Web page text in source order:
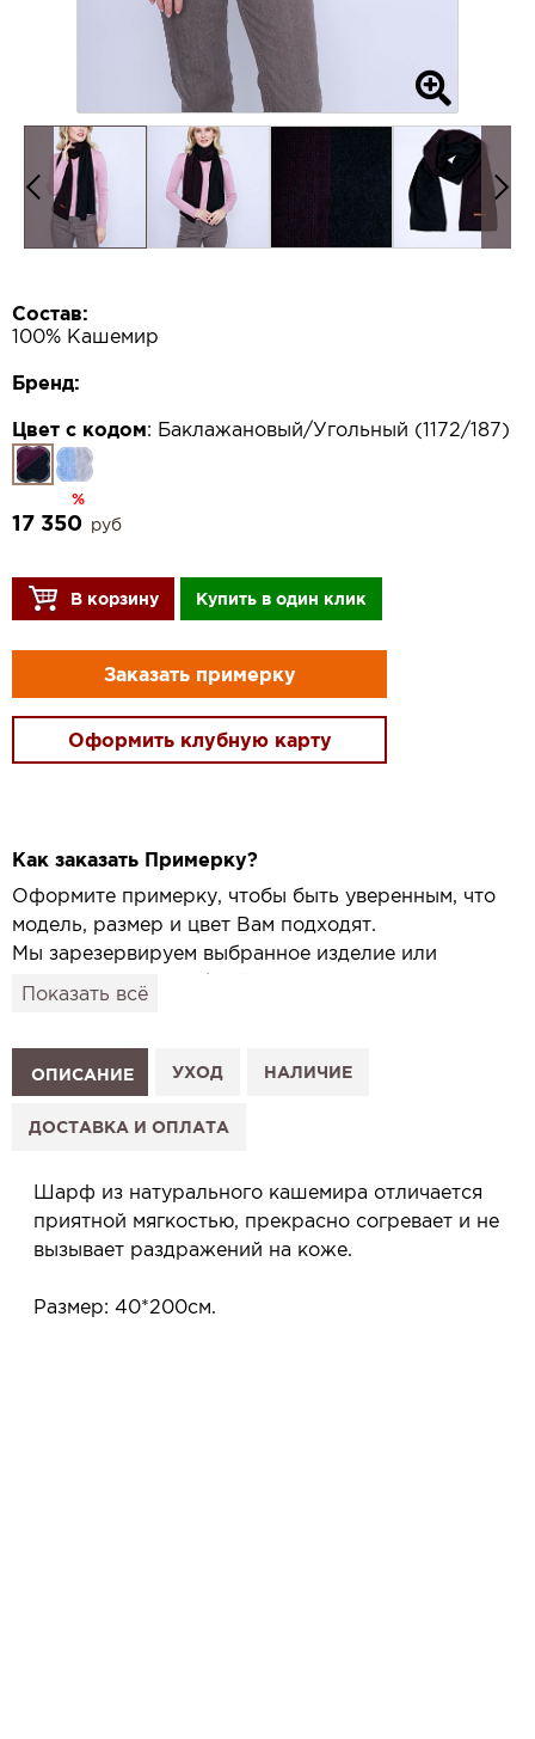
Состав:
100% Кашемир
Бренд:
Цвет с кодом: Баклажановый/Угольный (1172/187)
%
17 350 руб
В корзину Купить в один клик
Заказать примерку
Оформить клубную карту
Как заказать Примерку?
Оформите примерку, чтобы быть уверенным, что
модель, размер и цвет Вам подходят.
Мы зарезервируем выбранное изделие или
привезём его в удобный для вас салон и
1. Выберите изделие на сайте.
2. Нажмите «Заказать примерку» и выберите салон.
3. Заполните форму и отправьте заявку.
сообщим, когда изделие будет готово к примерке.
Услуга бесплатная и ни к чему не обязывает: Вы
примеряете в салоне и уже на месте решаете,
Планируйте визит в удобное для Вас время -
Показать всё
ОПИСАНИЕ УХОД НАЛИЧИЕ
ДОСТАВКА И ОПЛАТА
Шарф из натурального кашемира отличается
приятной мягкостью, прекрасно согревает и не
вызывает раздражений на коже.
Размер: 40*200см.